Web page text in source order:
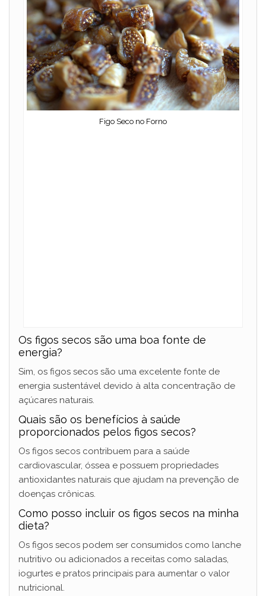
Figo Seco no Forno
Os figos secos são uma boa fonte de
energia?
Sim, os figos secos são uma excelente fonte de
energia sustentável devido à alta concentração de
açúcares naturais.
Quais são os benefícios à saúde
proporcionados pelos figos secos?
Os figos secos contribuem para a saúde
cardiovascular, óssea e possuem propriedades
antioxidantes naturais que ajudam na prevenção de
doenças crônicas.
Como posso incluir os figos secos na minha
dieta?
Os figos secos podem ser consumidos como lanche
nutritivo ou adicionados a receitas como saladas,
iogurtes e pratos principais para aumentar o valor
nutricional.